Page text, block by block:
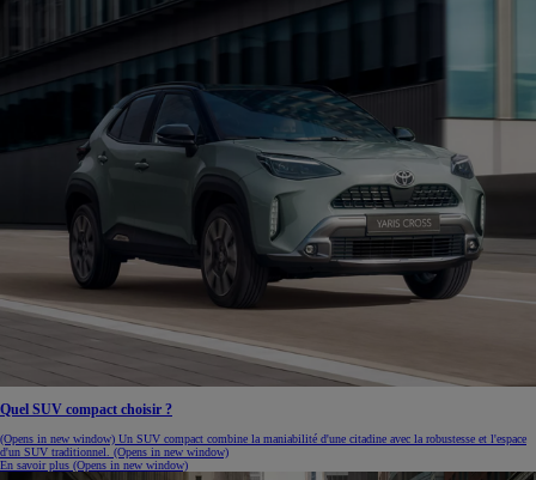
Quel SUV compact choisir ?
(Opens in new window) Un SUV compact combine la maniabilité d'une citadine avec la robustesse et l'espace
d'un SUV traditionnel. (Opens in new window)
En savoir plus (Opens in new window)